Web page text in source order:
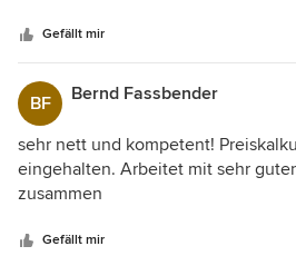
geachtet, so dass das Arbeiten in
Spaß macht. Mit der
sind wir sehr zufrieden!!!
Gefällt mir
BF Bernd Fassbender
sehr nett und kompetent!
eingehalten. Arbeitet mit sehr
zusammen
Gefällt mir